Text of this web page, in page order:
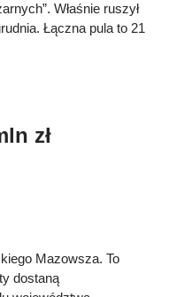
Właśnie ruszył
Łączna pula to 21
zł
Mazowsza. To
dostaną